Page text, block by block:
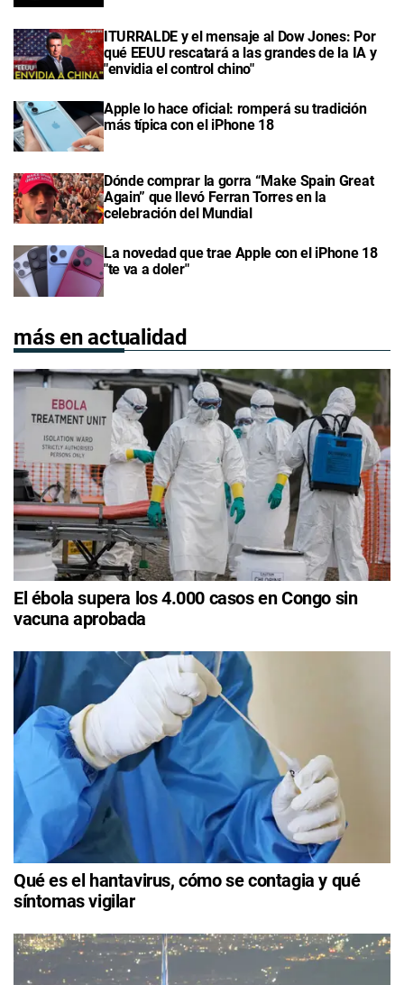
ITURRALDE y el mensaje al Dow Jones: Por
qué EEUU rescatará a las grandes de la IA y
"envidia el control chino"
Apple lo hace oficial: romperá su tradición
más típica con el iPhone 18
Dónde comprar la gorra “Make Spain Great
Again” que llevó Ferran Torres en la
celebración del Mundial
La novedad que trae Apple con el iPhone 18
"te va a doler"
más en actualidad
El ébola supera los 4.000 casos en Congo sin
vacuna aprobada
Qué es el hantavirus, cómo se contagia y qué
síntomas vigilar